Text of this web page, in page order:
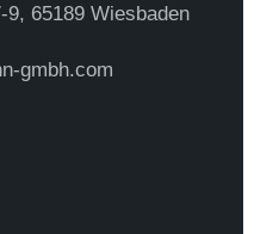
65189 Wiesbaden
gmbh.com